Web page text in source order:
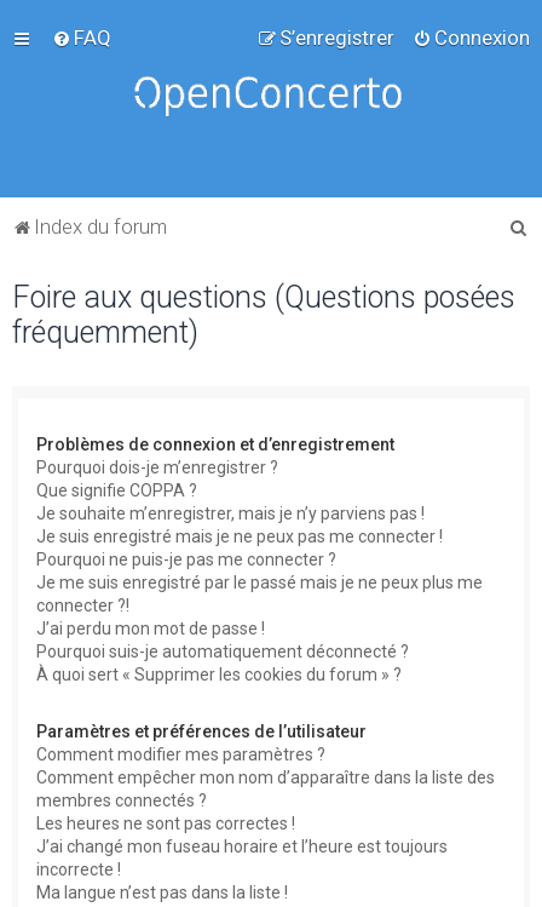
FAQ Connexion
S’enregistrer
Index du forum
Foire aux questions (Questions posées
fréquemment)
Problèmes de connexion et d’enregistrement
Pourquoi dois-je m’enregistrer ?
Que signifie COPPA ?
Je souhaite m’enregistrer, mais je n’y parviens pas !
Je suis enregistré mais je ne peux pas me connecter !
Pourquoi ne puis-je pas me connecter ?
Je me suis enregistré par le passé mais je ne peux plus me
connecter ?!
J’ai perdu mon mot de passe !
Pourquoi suis-je automatiquement déconnecté ?
À quoi sert « Supprimer les cookies du forum » ?
Paramètres et préférences de l’utilisateur
Comment modifier mes paramètres ?
Comment empêcher mon nom d’apparaître dans la liste des
membres connectés ?
Les heures ne sont pas correctes !
J’ai changé mon fuseau horaire et l’heure est toujours
incorrecte !
Ma langue n’est pas dans la liste !